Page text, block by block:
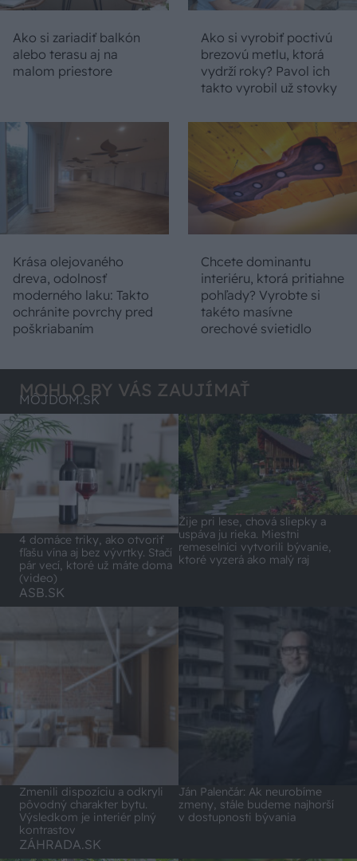
Ako si zariadiť balkón
alebo terasu aj na
malom priestore
Ako si vyrobiť poctivú
brezovú metlu, ktorá
vydrží roky? Pavol ich
takto vyrobil už stovky
Krása olejovaného
dreva, odolnosť
moderného laku: Takto
ochránite povrchy pred
poškriabaním
Chcete dominantu
interiéru, ktorá pritiahne
pohľady? Vyrobte si
takéto masívne
orechové svietidlo
MOHLO BY VÁS ZAUJÍMAŤ
MÔJDOM.SK
4 domáce triky, ako otvoriť
fľašu vína aj bez vývrtky. Stačí
pár vecí, ktoré už máte doma
(video)
Žije pri lese, chová sliepky a
uspáva ju rieka. Miestni
remeselníci vytvorili bývanie,
ktoré vyzerá ako malý raj
ASB.SK
Zmenili dispozíciu a odkryli
pôvodný charakter bytu.
Výsledkom je interiér plný
kontrastov
Ján Palenčár: Ak neurobíme
zmeny, stále budeme najhorší
v dostupnosti bývania
ZÁHRADA.SK